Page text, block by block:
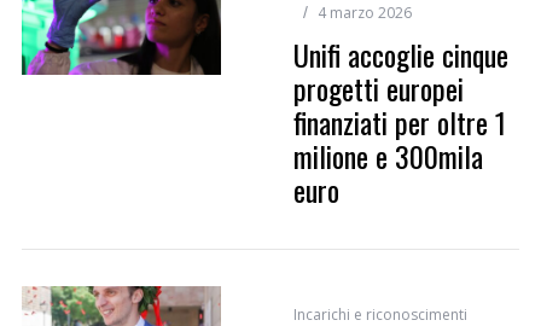
4 marzo 2026
Unifi accoglie cinque
progetti europei
finanziati per oltre 1
milione e 300mila
euro
Incarichi e riconoscimenti